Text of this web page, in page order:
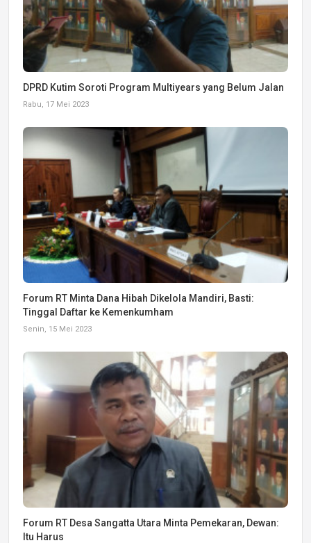
DPRD Kutim Soroti Program Multiyears yang Belum Jalan
Rabu, 17 Mei 2023
Forum RT Minta Dana Hibah Dikelola Mandiri, Basti:
Tinggal Daftar ke Kemenkumham
Senin, 15 Mei 2023
Forum RT Desa Sangatta Utara Minta Pemekaran, Dewan:
Itu Harus